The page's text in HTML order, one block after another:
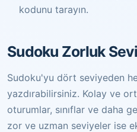
kodunu tarayın.
Sudoku Zorluk
Sudoku'yu dört seviyeden
yazdırabilirsiniz. Kolay ve
oturumlar, sınıflar ve daha
zor ve uzman seviyeler ise